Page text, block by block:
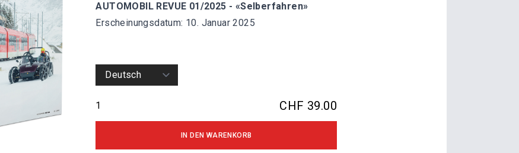
AUTOMOBIL REVUE 01/2025 - «Selberfahren»
Erscheinungsdatum: 10. Januar 2025
CHF 39.00
IN DEN WARENKORB